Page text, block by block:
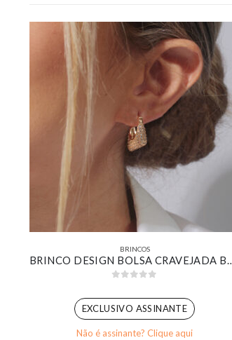
BRINCOS
BRINCO DESIGN BOLSA
EXCLUSIVO ASSINANTE
Não é assinante? Clique aqui